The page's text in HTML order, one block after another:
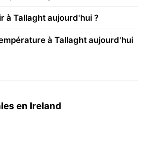
à Tallaght aujourd'hui ?
à Tallaght aujourd'hui
en Ireland